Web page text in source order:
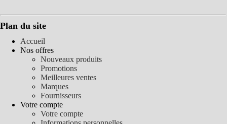
Plan du site
Accueil
Nos offres
Nouveaux produits
Promotions
Meilleures ventes
Marques
Fournisseurs
Votre compte
Votre compte